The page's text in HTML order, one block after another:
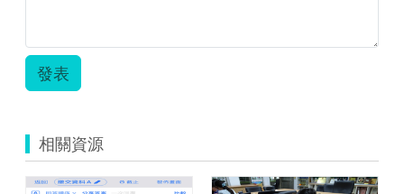
發表
相關資源